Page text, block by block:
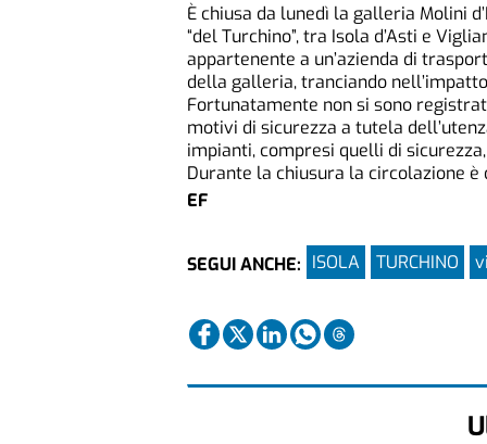
È chiusa da lunedì la galleria Molini
“del Turchino”, tra Isola d’Asti e
appartenente a un’azienda di
della galleria, tranciando
Fortunatamente non si sono
motivi di sicurezza a tutela
impianti, compresi quelli di
Durante la chiusura la circolazione
EF
SEGUI ANCHE: ISOLA TURCHINO